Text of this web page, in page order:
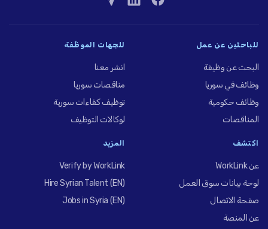
للباحثين عن عمل
البحث عن وظيفة
وظائف في سوريا
وظائف حكومية
المناقصات
للجهات الموظِّفة
انشر معنا
مناقصات سوريا
توظيف كفاءات سورية
لوكالات التوظيف
اكتشف
عن WorkLink
لوحة بيانات سوق العمل
صفحة الاتصال
عن المنصة
المزيد
Verify by WorkLink
Hire Syrian Talent (EN)
Jobs in Syria (EN)